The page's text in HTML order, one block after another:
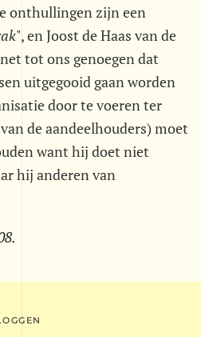
onthullingen zijn een
", en Joost de Haas van de
tot ons genoegen dat
uitgegooid gaan worden
door te voeren ter
de aandeelhouders) moet
want hij doet niet
hij anderen van
.